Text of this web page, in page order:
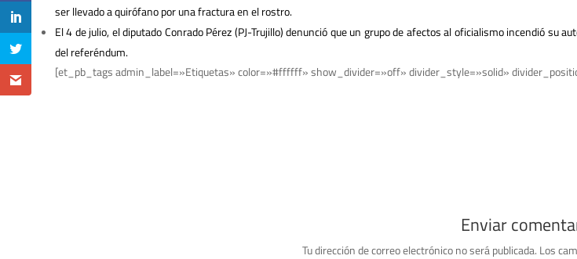
ser llevado a quirófano por una fractura en el rostro.
El 4 de julio, el diputado Conrado Pérez (PJ-Trujillo) denunció que un grupo de afectos al oficialismo incendió su
del referéndum.
[et_pb_tags admin_label=»Etiquetas» color=»#ffffff» show_divider=»off» divider_style=»solid»
Enviar
Tu dirección de correo electrónico no será publicada. Los